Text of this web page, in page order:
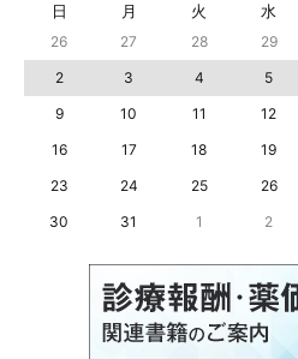
日 月 火 水
26 27 28 29
2
3 4 5
9
10 11 12
16
17 18 19
23
24 25 26
30
31 1 2